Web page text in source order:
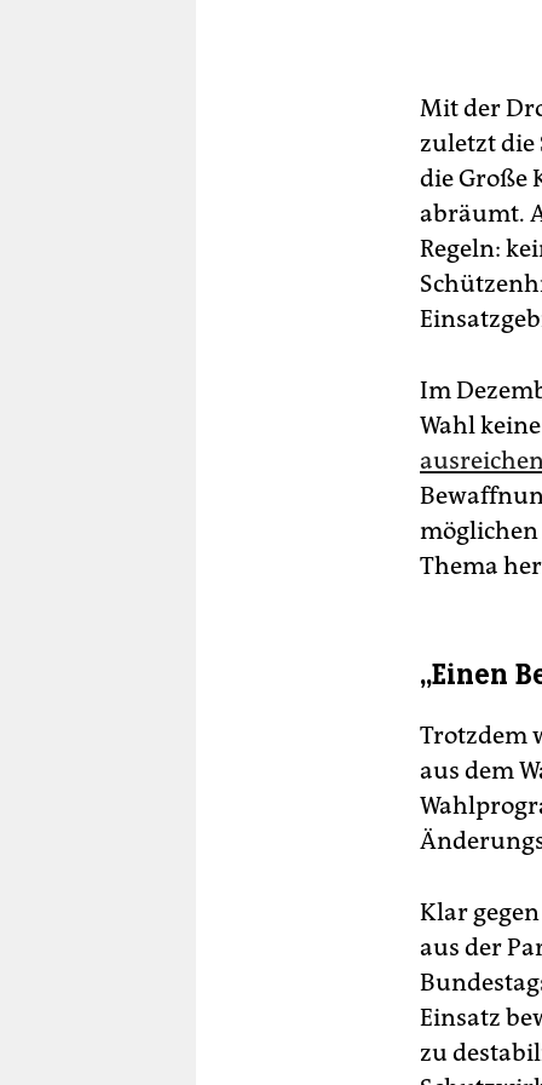
Mit der
zuletzt die
die Große
abräumt.
Regeln:
Im
Wahl
Thema
„Einen
Trotzdem
aus dem
Klar
aus der
Einsatz
zu